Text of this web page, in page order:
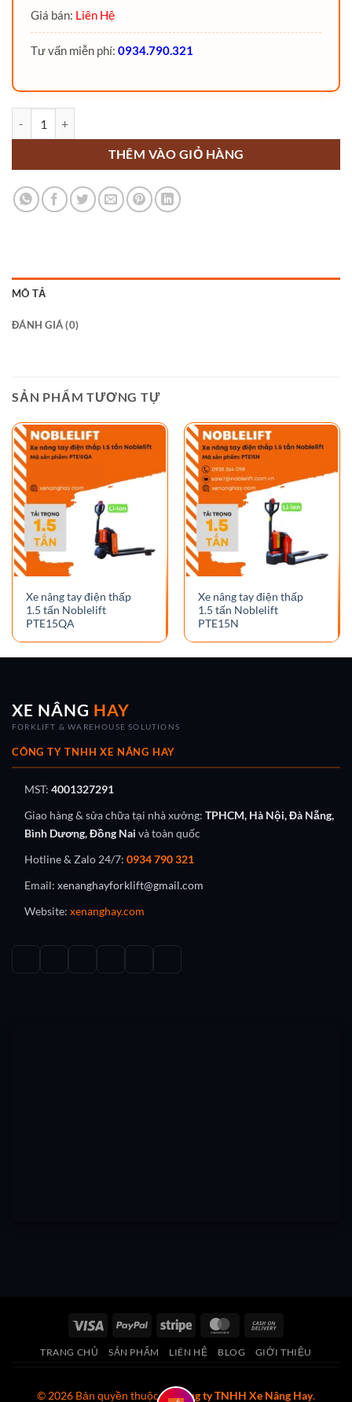
Giá bán: Liên Hệ
Tư vấn miễn phí: 0934.790.321
THÊM VÀO GIỎ HÀNG
MÔ TẢ
ĐÁNH GIÁ (0)
SẢN PHẨM TƯƠNG TỰ
Xe nâng tay điện thấp
1.5 tấn Noblelift
PTE15QA
Xe nâng tay điện thấp
1.5 tấn Noblelift
PTE15N
XE NÂNG HAY
FORKLIFT & WAREHOUSE SOLUTIONS
CÔNG TY TNHH XE NÂNG HAY
MST: 4001327291
Giao hàng & sửa chữa tại nhà xưởng: TPHCM, Hà Nội, Đà Nẵng,
Bình Dương, Đồng Nai và toàn quốc
Hotline & Zalo 24/7: 0934 790 321
Email: xenanghayforklift@gmail.com
Website: xenanghay.com
Visa PayPal Stripe MasterCard
Delivery
TRANG CHỦ SẢN PHẨM LIÊN HỆ BLOG GIỚI THIỆU
© 2026 Bản quyền thuộc vềCông ty TNHH Xe Nâng Hay.